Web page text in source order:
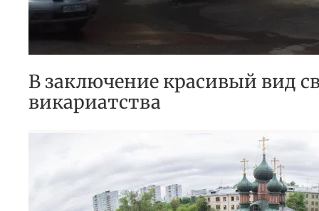
В заключение красивый вид
викариатства